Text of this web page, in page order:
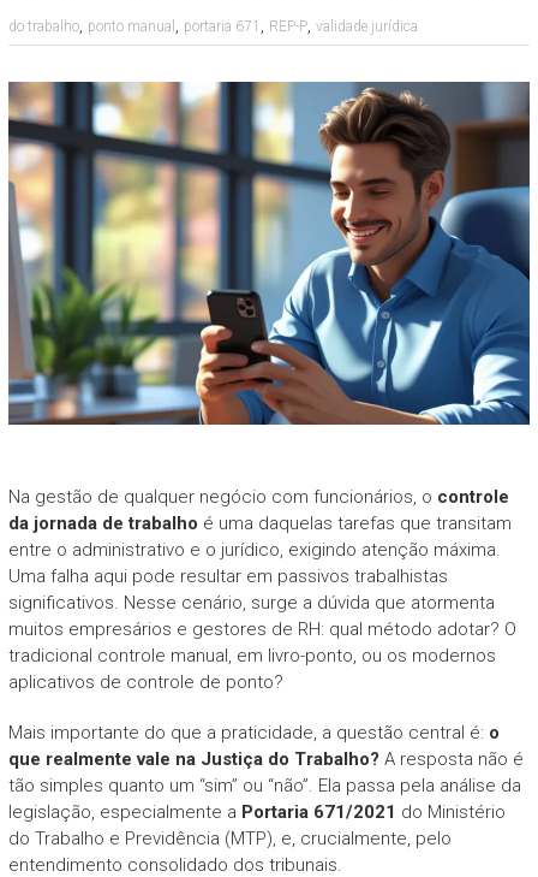
do trabalho, ponto manual , portaria 671 , REP-P, validade jurídica
Na gestão de qualquer negócio com funcionários, o controle
da jornada de trabalho é uma daquelas tarefas que transitam
entre o administrativo e o jurídico, exigindo atenção máxima.
Uma falha aqui pode resultar em passivos trabalhistas
significativos. Nesse cenário, surge a dúvida que atormenta
muitos empresários e gestores de RH: qual método adotar? O
tradicional controle manual, em livro-ponto, ou os modernos
aplicativos de controle de ponto?
Mais importante do que a praticidade, a questão central é: o
que realmente vale na Justiça do Trabalho? A resposta não é
tão simples quanto um “sim” ou “não”. Ela passa pela análise da
legislação, especialmente a Portaria 671/2021 do Ministério
do Trabalho e Previdência (MTP), e, crucialmente, pelo
entendimento consolidado dos tribunais.